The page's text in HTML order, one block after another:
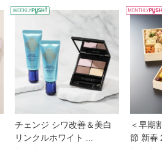
WEEKLY PUSH
チェンジ シワ改善＆美白
リンクルホワイト ...
＜早期
節 新春